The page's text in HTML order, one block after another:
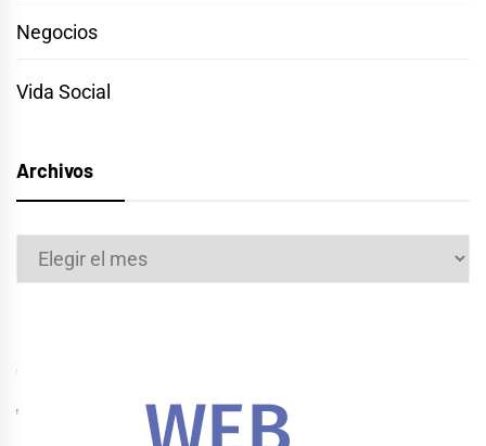
Negocios
Vida Social
Archivos
Archivos